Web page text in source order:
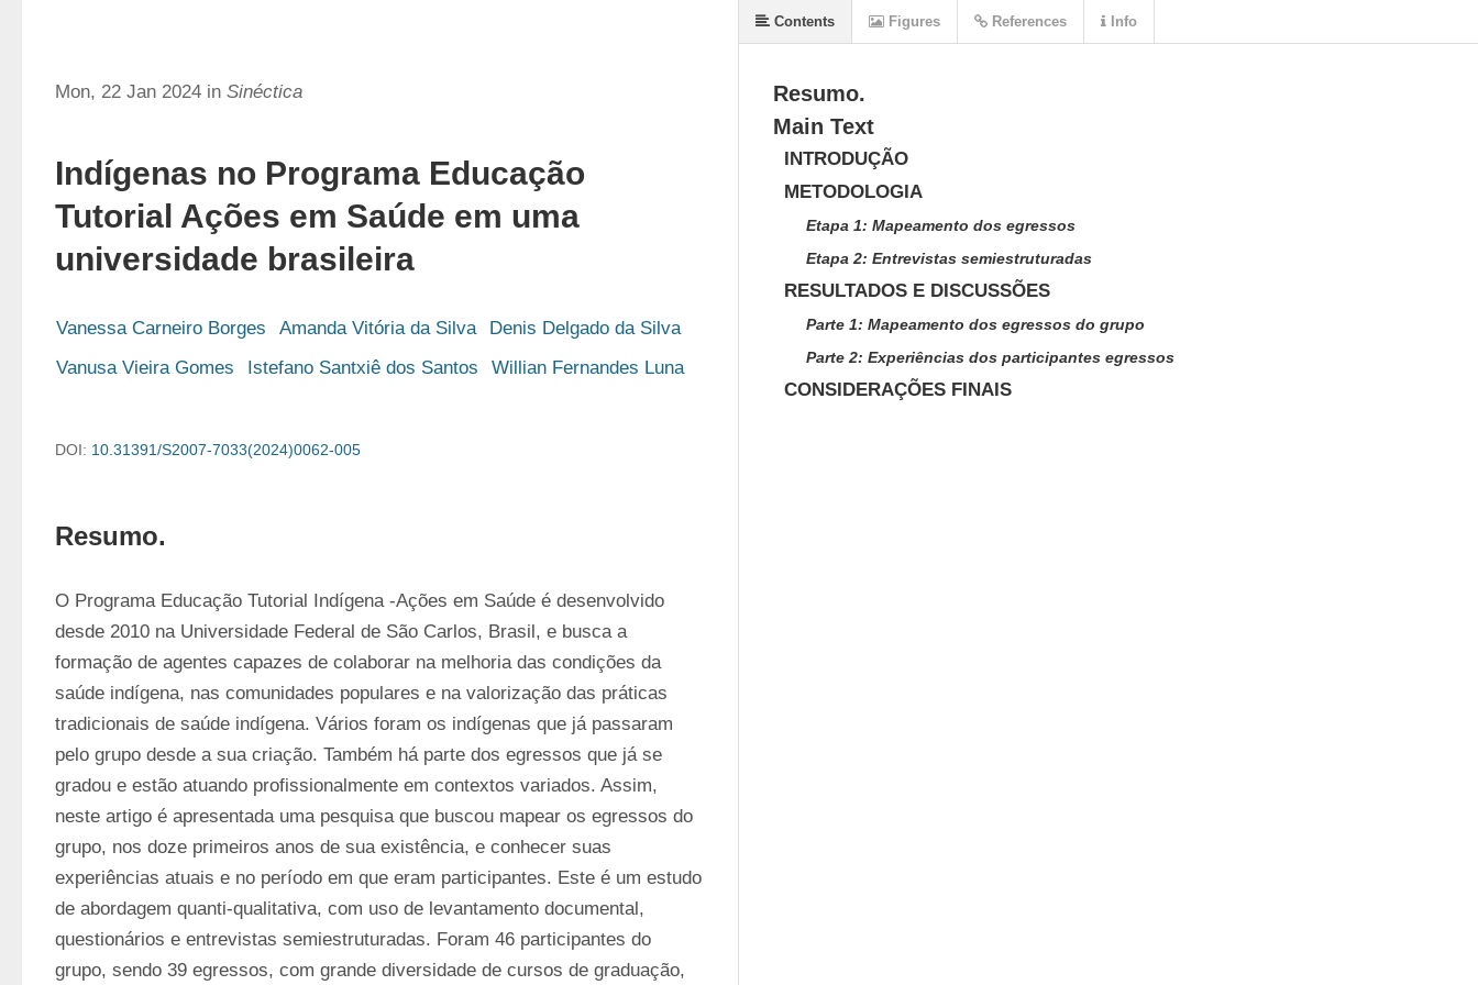
Mon, 22 Jan 2024 in Sinéctica
Indígenas no Programa Educação
Tutorial Ações em Saúde em uma
universidade brasileira
Vanessa Carneiro Borges Amanda Vitória da Silva
Denis Delgado da Silva
Vanusa Vieira Gomes
Istefano Santxiê dos Santos Willian Fernandes Luna
DOI: 10.31391/S2007-7033(2024)0062-005
Resumo.
O Programa Educação Tutorial Indígena -Ações em Saúde é desenvolvido
desde 2010 na Universidade Federal de São Carlos, Brasil, e busca a
formação de agentes capazes de colaborar na melhoria das condições da
saúde indígena, nas comunidades populares e na valorização das práticas
tradicionais de saúde indígena. Vários foram os indígenas que já passaram
pelo grupo desde a sua criação. Também há parte dos egressos que já se
gradou e estão atuando profissionalmente em contextos variados. Assim,
neste artigo é apresentada uma pesquisa que buscou mapear os egressos do
grupo, nos doze primeiros anos de sua existência, e conhecer suas
experiências atuais e no período em que eram participantes. Este é um estudo
de abordagem quanti-qualitativa, com uso de levantamento documental,
questionários e entrevistas semiestruturadas. Foram 46 participantes do
grupo, sendo 39 egressos, com grande diversidade de cursos de graduação,
Resumo.
Main Text
INTRODUÇÃO
METODOLOGIA
Etapa 1: Mapeamento dos egressos
Etapa 2: Entrevistas semiestruturadas
RESULTADOS E DISCUSSÕES
Parte 1: Mapeamento dos egressos do grupo
Parte 2: Experiências dos participantes egressos
CONSIDERAÇÕES FINAIS
Contents Figures References Info